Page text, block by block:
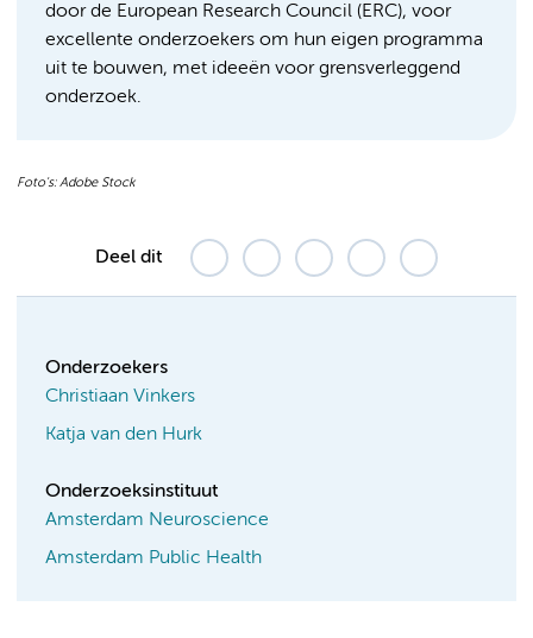
door de European Research Council (ERC), voor
excellente onderzoekers om hun eigen programma
uit te bouwen, met ideeën voor grensverleggend
onderzoek.
Foto's: Adobe Stock
Deel dit
Onderzoekers
Christiaan Vinkers
Katja van den Hurk
Onderzoeksinstituut
Amsterdam Neuroscience
Amsterdam Public Health